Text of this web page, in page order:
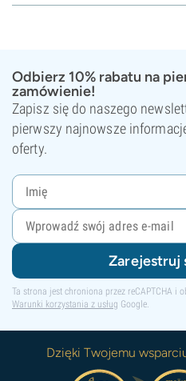
Odbierz 10% rabatu na
zamówienie!
Zapisz się do naszego
pierwszy najnowsze
oferty.
Zarejestruj
Ta strona jest chroniona przez reCAPTCHA i
Warunki korzystania z usług Google.
Dzięki Twojemu